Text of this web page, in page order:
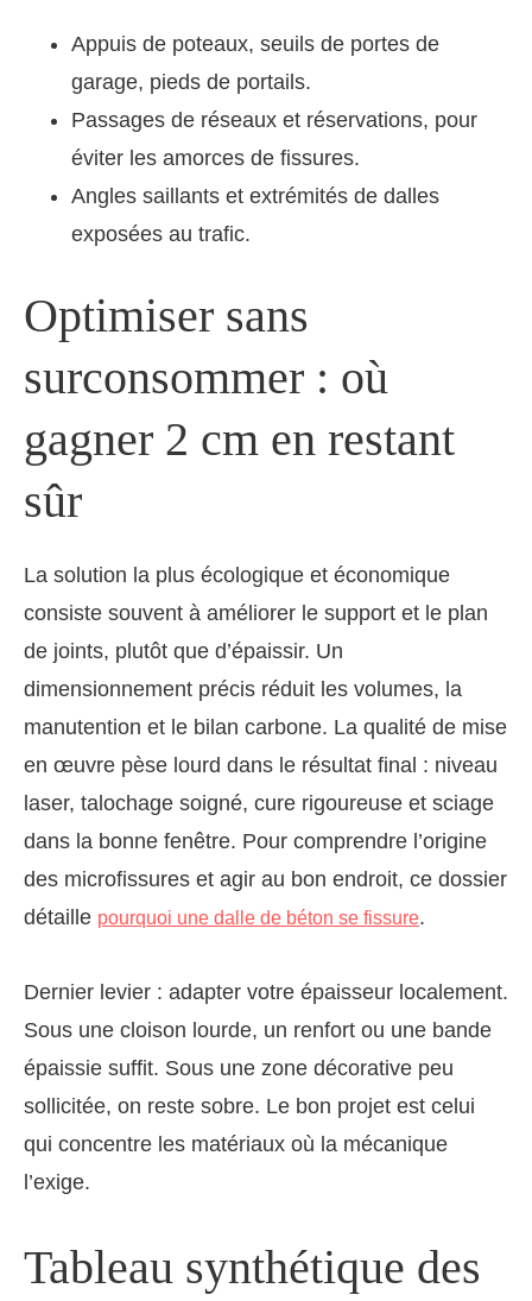
Appuis de poteaux, seuils de portes de
garage, pieds de portails.
Passages de réseaux et réservations, pour
éviter les amorces de fissures.
Angles saillants et extrémités de dalles
exposées au trafic.
Optimiser sans
surconsommer : où
gagner 2 cm en restant
sûr
La solution la plus écologique et économique
consiste souvent à améliorer le support et le plan
de joints, plutôt que d’épaissir. Un
dimensionnement précis réduit les volumes, la
manutention et le bilan carbone. La qualité de mise
en œuvre pèse lourd dans le résultat final : niveau
laser, talochage soigné, cure rigoureuse et sciage
dans la bonne fenêtre. Pour comprendre l’origine
des microfissures et agir au bon endroit, ce dossier
détaille pourquoi une dalle de béton se fissure.
Dernier levier : adapter votre épaisseur localement.
Sous une cloison lourde, un renfort ou une bande
épaissie suffit. Sous une zone décorative peu
sollicitée, on reste sobre. Le bon projet est celui
qui concentre les matériaux où la mécanique
l’exige.
Tableau synthétique des